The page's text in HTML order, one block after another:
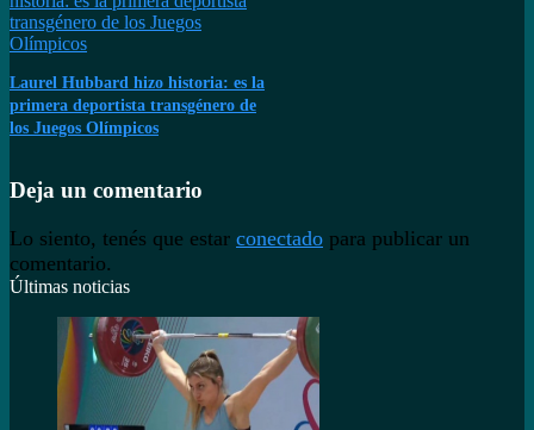
Laurel Hubbard hizo historia: es la
primera deportista transgénero de
los Juegos Olímpicos
Deja un comentario
Lo siento, tenés que estar conectado para publicar un
comentario.
Últimas noticias